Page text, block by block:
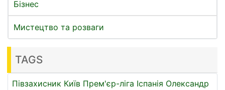
Бізнес
Мистецтво та розваги
TAGS
Півзахисник Київ Прем'єр-ліга Іспанія Олександр